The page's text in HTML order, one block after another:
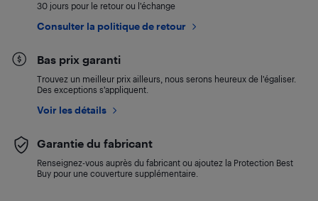
30 jours pour le retour ou l’échange
Consulter la politique de retour
Bas prix garanti
Trouvez un meilleur prix ailleurs, nous serons heureux de l’égaliser.
Des exceptions s’appliquent.
Voir les détails
Garantie du fabricant
Renseignez-vous auprès du fabricant ou ajoutez la Protection Best
Buy pour une couverture supplémentaire.